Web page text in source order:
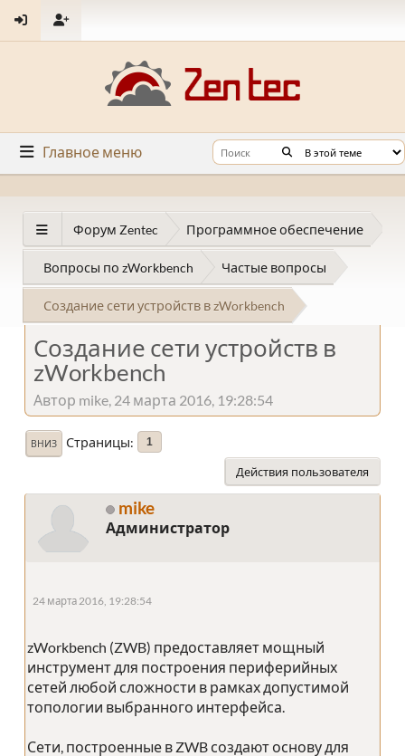
Главное меню
Форум Zentec Программное обеспечение
Вопросы по zWorkbench Частые вопросы
Создание сети устройств в zWorkbench
Создание сети устройств в
zWorkbench
Автор mike, 24 марта 2016, 19:28:54
ВНИЗ Страницы 1
Действия пользователя
mike
Администратор
24 марта 2016, 19:28:54
zWorkbench (ZWB) предоставляет мощный
инструмент для построения периферийных
сетей любой сложности в рамках допустимой
топологии выбранного интерфейса.
Сети, построенные в ZWB создают основу для